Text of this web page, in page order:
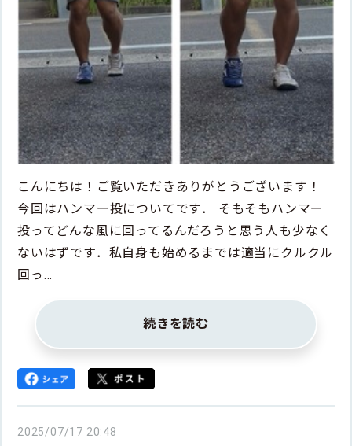
こんにちは！ご覧いただきありがとうございます！
今回はハンマー投についてです． そもそもハンマー
投ってどんな風に回ってるんだろうと思う人も少なく
ないはずです．私自身も始めるまでは適当にクルクル
回っ…
続きを読む
2025/07/17 20:48